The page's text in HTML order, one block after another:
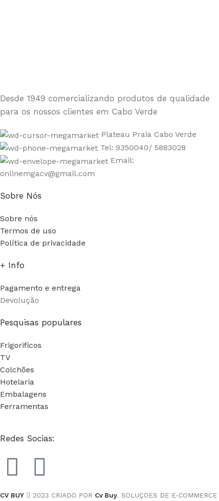
Desde 1949 comercializando produtos de qualidade
para os nossos clientes em Cabo Verde
Plateau Praia Cabo Verde
Tel: 9350040/ 5883028
Email:
onlinemgacv@gmail.com
Sobre Nós
Sobre nós
Termos de uso
Política de privacidade
+ Info
Pagamento e entrega
Devolução
Pesquisas populares
Frigorificos
TV
Colchões
Hotelaria
Embalagens
Ferramentas
Redes Socias:
CV BUY 2023 CRIADO POR Cv Buy. SOLUÇOES DE E-COMMERCE